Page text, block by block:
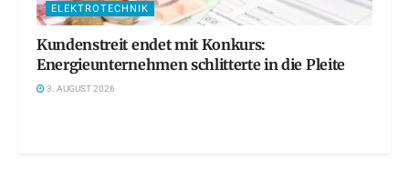
ELEKTROTECHNIK
Kundenstreit endet mit Konkurs:
Energieunternehmen schlitterte in die Pleite
3. AUGUST 2026